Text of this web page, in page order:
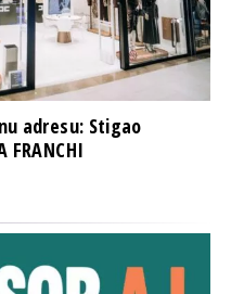
adresu: Stigao
FRANCHI